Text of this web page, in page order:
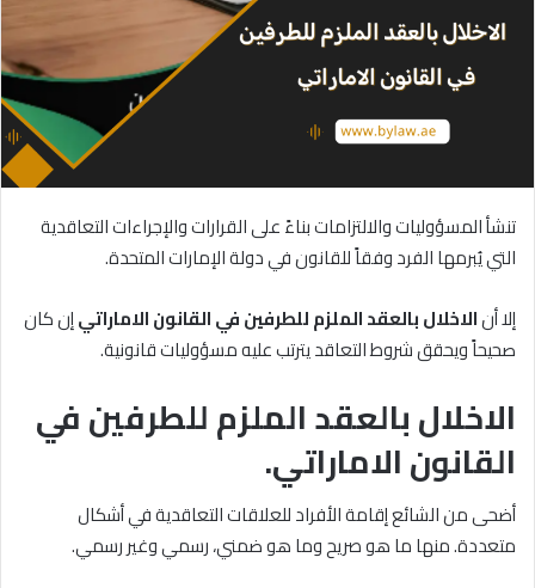
تنشأ المسؤوليات والالتزامات بناءً على القرارات والإجراءات التعاقدية
التي يُبرمها الفرد وفقاً للقانون في دولة الإمارات المتحدة.
إلا أنالاخلالبالعقدالملزمللطرفينفيالقانونالاماراتيإن كان
صحيحاً ويحقق شروط التعاقد يترتب عليه مسؤوليات قانونية.
الاخلال بالعقد الملزم للطرفين في
القانون الاماراتي.
أضحى من الشائع إقامة الأفراد للعلاقات التعاقدية في أشكال
متعددة. منها ما هو صريح وما هو ضمني، رسمي وغير رسمي.